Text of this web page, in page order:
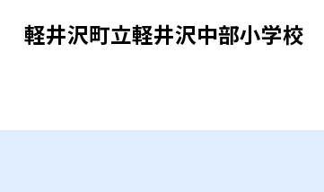
軽井沢町立軽井沢中部小学校